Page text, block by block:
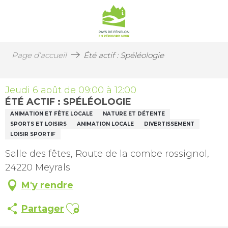
Page d’accueil Été actif : Spéléologie
Jeudi 6 août de 09:00 à 12:00
ÉTÉ ACTIF : SPÉLÉOLOGIE
ANIMATION ET FÊTE LOCALE
NATURE ET DÉTENTE
SPORTS ET LOISIRS
ANIMATION LOCALE
DIVERTISSEMENT
LOISIR SPORTIF
Salle des fêtes, Route de la combe rossignol,
24220 Meyrals
M'y rendre
Partager Ajouter aux favoris